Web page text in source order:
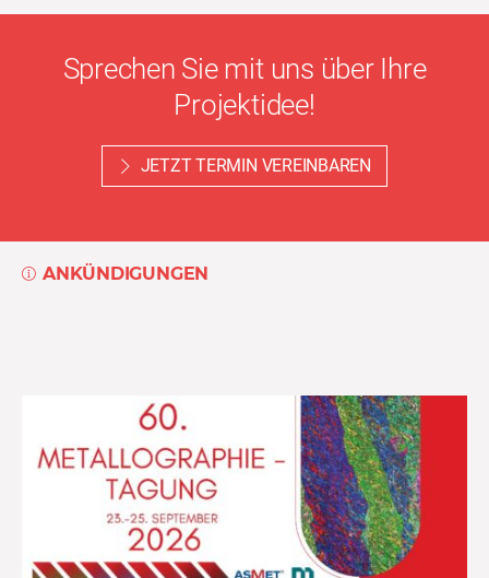
Sprechen Sie mit uns über Ihre
Projektidee!
JETZT TERMIN VEREINBAREN
ANKÜNDIGUNGEN